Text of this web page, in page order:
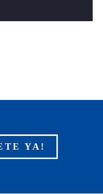
YA!